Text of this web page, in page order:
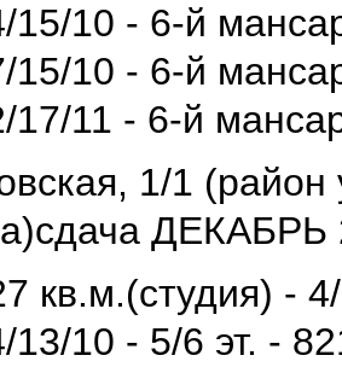
15/10 - 6-й
15/10 - 6-й
17/11 - 6-й
1/1
ДЕКАБРЬ
кв.м.(студия) -
13/10 - 5/6 эт. -